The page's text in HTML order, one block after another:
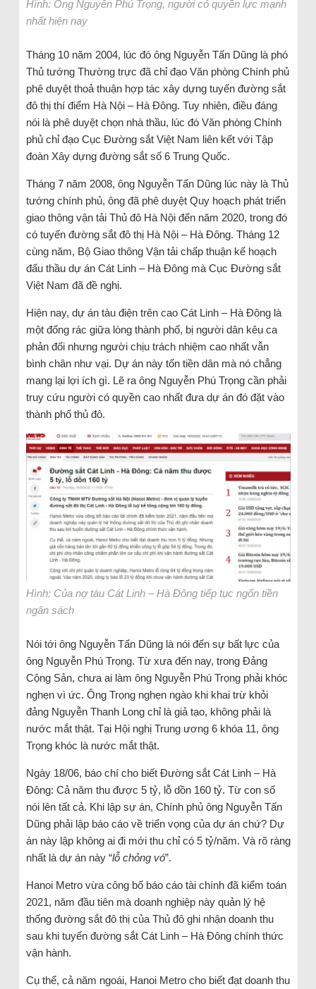
Hình: Ông Nguyễn Phú Trọng, người có quyền lực mạnh
nhất hiện nay
Tháng 10 năm 2004, lúc đó ông Nguyễn Tấn Dũng là phó
Thủ tướng Thường trực đã chỉ đạo Văn phòng Chính phủ
phê duyệt thoả thuận hợp tác xây dựng tuyến đường sắt
đô thị thí điểm Hà Nội – Hà Đông. Tuy nhiên, điều đáng
nói là phê duyệt chọn nhà thầu, lúc đó Văn phòng Chính
phủ chỉ đạo Cục Đường sắt Việt Nam liên kết với Tập
đoàn Xây dựng đường sắt số 6 Trung Quốc.
Tháng 7 năm 2008, ông Nguyễn Tấn Dũng lúc này là Thủ
tướng chính phủ, ông đã phê duyệt Quy hoạch phát triển
giao thông vận tải Thủ đô Hà Nội đến năm 2020, trong đó
có tuyến đường sắt đô thị Hà Nội – Hà Đông. Tháng 12
cùng năm, Bộ Giao thông Vận tải chấp thuận kế hoạch
đấu thầu dự án Cát Linh – Hà Đông mà Cục Đường sắt
Việt Nam đã đề nghị.
Hiện nay, dự án tàu điện trên cao Cát Linh – Hà Đông là
một đống rác giữa lòng thành phố, bị người dân kêu ca
phản đối nhưng người chịu trách nhiệm cao nhất vẫn
bình chân như vại. Dự án này tốn tiền dân mà nó chẳng
mang lại lợi ích gì. Lẽ ra ông Nguyễn Phú Trọng cần phải
truy cứu người có quyền cao nhất đưa dự án đó đặt vào
thành phố thủ đô.
Hình: Của nợ tàu Cát Linh – Hà Đông tiếp tục ngốn tiền
ngân sách
Nói tới ông Nguyễn Tấn Dũng là nói đến sự bất lực của
ông Nguyễn Phú Trọng. Từ xưa đến nay, trong Đảng
Cộng Sản, chưa ai làm ông Nguyễn Phú Trọng phải khóc
nghẹn vì ức. Ông Trọng nghẹn ngào khi khai trừ khỏi
đảng Nguyễn Thanh Long chỉ là giả tạo, không phải là
nước mắt thật. Tại Hội nghị Trung ương 6 khóa 11, ông
Trọng khóc là nước mắt thật.
Ngày 18/06, báo chí cho biết Đường sắt Cát Linh – Hà
Đông: Cả năm thu được 5 tỷ, lỗ dồn 160 tỷ. Từ con số
nói lên tất cả. Khi lập sự án, Chính phủ ông Nguyễn Tấn
Dũng phải lập báo cáo về triển vọng của dự án chứ? Dự
án này lập không ai đi mới thu chỉ có 5 tỷ/năm. Và rõ ràng
nhất là dự án này “lỗ chỏng vó”.
Hanoi Metro vừa công bố báo cáo tài chính đã kiểm toán
2021, năm đầu tiên mà doanh nghiệp này quản lý hệ
thống đường sắt đô thị của Thủ đô ghi nhận doanh thu
sau khi tuyến đường sắt Cát Linh – Hà Đông chính thức
vận hành.
Cụ thể, cả năm ngoái, Hanoi Metro cho biết đạt doanh thu